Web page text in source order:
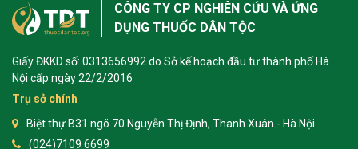
CÔNG TY CP NGHIÊN CỨU VÀ ỨNG
DỤNG THUỐC DÂN TỘC
Giấy ĐKKD số: 0313656992 do Sở kế hoạch đầu tư thành phố Hà
Nội cấp ngày 22/2/2016
Trụ sở chính
Biệt thự B31 ngõ 70 Nguyễn Thị Định, Thanh Xuân - Hà Nội
(024)7109 6699